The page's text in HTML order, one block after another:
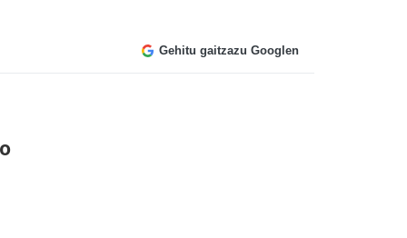
Gehitu gaitzazu Googlen